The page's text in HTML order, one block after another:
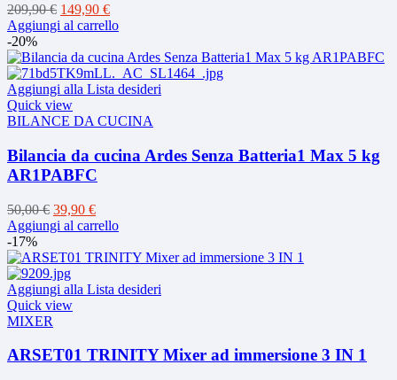
209,90€ Il
prezzo
era:
209,90 €.
149,90 €Il
prezzo
è:
149,90 €.
Aggiungi al carrello
-20%
Aggiungi alla Lista desideri
Quick view
BILANCE DA CUCINA
Bilancia da cucina Ardes Senza Batteria1 Max 5 kg
AR1PABFC
50,00€ Il
prezzo
era:
50,00 €.
39,90 €Il
prezzo
è:
Aggiungi al carrello
-17%
Aggiungi alla Lista desideri
Quick view
MIXER
ARSET01 TRINITY Mixer ad immersione 3 IN 1